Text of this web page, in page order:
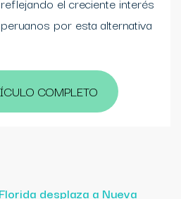
por esta alternativa
COMPLETO
desplaza a Nueva